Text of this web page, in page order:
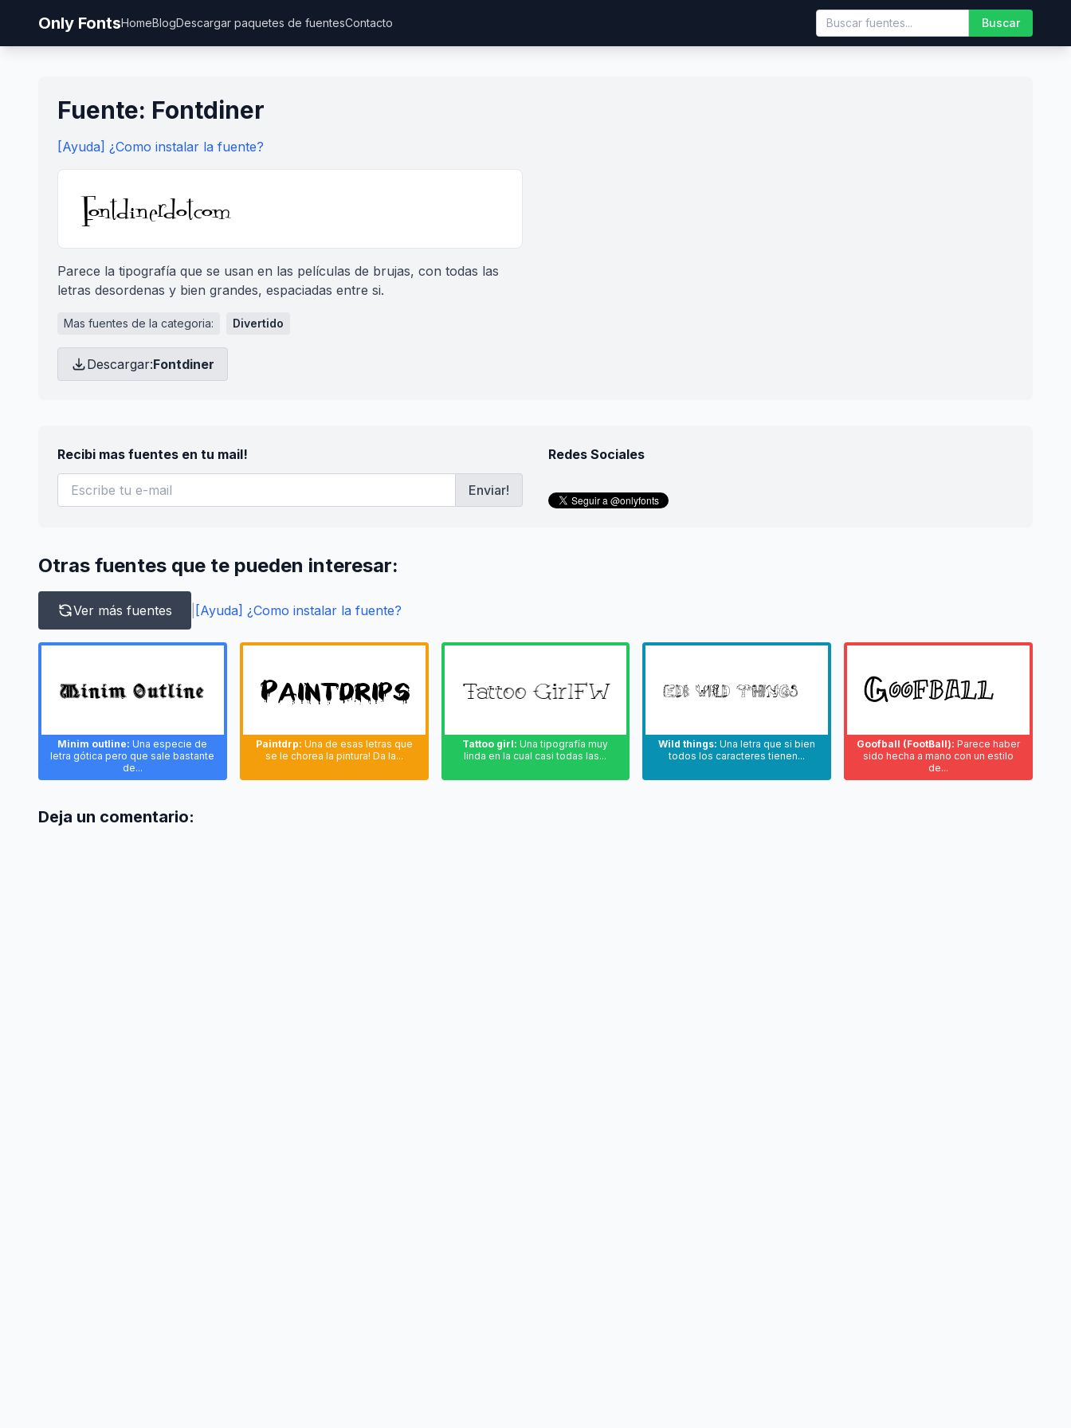
Only FontsHomeBlogDescargar paquetes de fuentesContacto Buscar
Fuente: Fontdiner
[Ayuda] ¿Como instalar la fuente?
Parece la tipografía que se usan en las películas de brujas, con todas las
letras desordenas y bien grandes, espaciadas entre si.
Mas fuentes de la categoria: Divertido
Descargar:Fontdiner
Recibi mas fuentes en tu mail!
Enviar!
Redes Sociales
Otras fuentes que te pueden interesar:
Ver más fuentes [Ayuda] ¿Como instalar la fuente?
Minim outline: Una especie de
letra gótica pero que sale bastante
de...
Paintdrp: Una de esas letras que
se le chorea la pintura! Da la...
Tattoo girl: Una tipografía muy
linda en la cual casi todas las...
Wild things: Una letra que si bien
todos los caracteres tienen...
Goofball (FootBall): Parece haber
sido hecha a mano con un estilo
de...
Deja un comentario: